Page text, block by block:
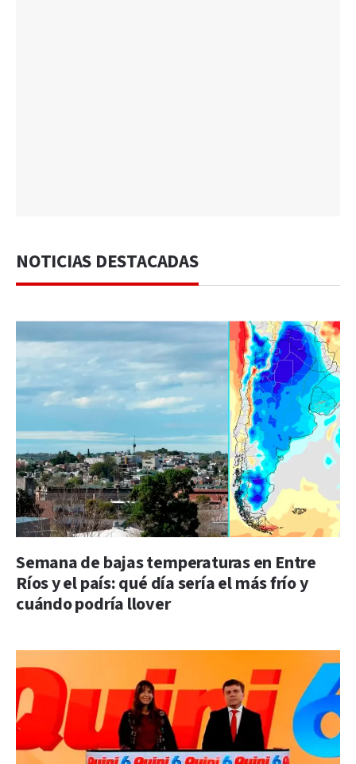
NOTICIAS DESTACADAS
Semana de bajas temperaturas en Entre
Ríos y el país: qué día sería el más frío y
cuándo podría llover